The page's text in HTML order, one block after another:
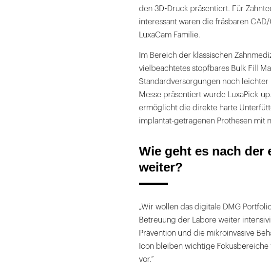
den 3D-Druck präsentiert. Für
interessant waren die fräsbaren
LuxaCam Familie.
Im Bereich der klassischen
vielbeachtetes stopfbares Bulk Fill
Standardversorgungen noch leichter
Messe präsentiert wurde LuxaPick-
ermöglicht die direkte harte
implantat-getragenen Prothesen mit
Wie geht es nach der
weiter?
„Wir wollen das digitale DMG
Betreuung der Labore weiter
Prävention und die mikroinvasive
Icon bleiben wichtige
vor.“